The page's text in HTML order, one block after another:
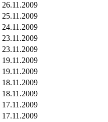
26.11.2009
25.11.2009
24.11.2009
23.11.2009
23.11.2009
19.11.2009
19.11.2009
18.11.2009
18.11.2009
17.11.2009
17.11.2009